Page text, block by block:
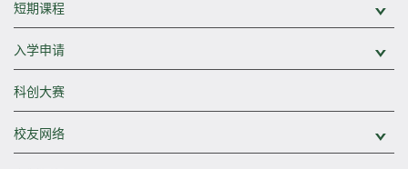
短期课程
入学申请
科创大赛
校友网络